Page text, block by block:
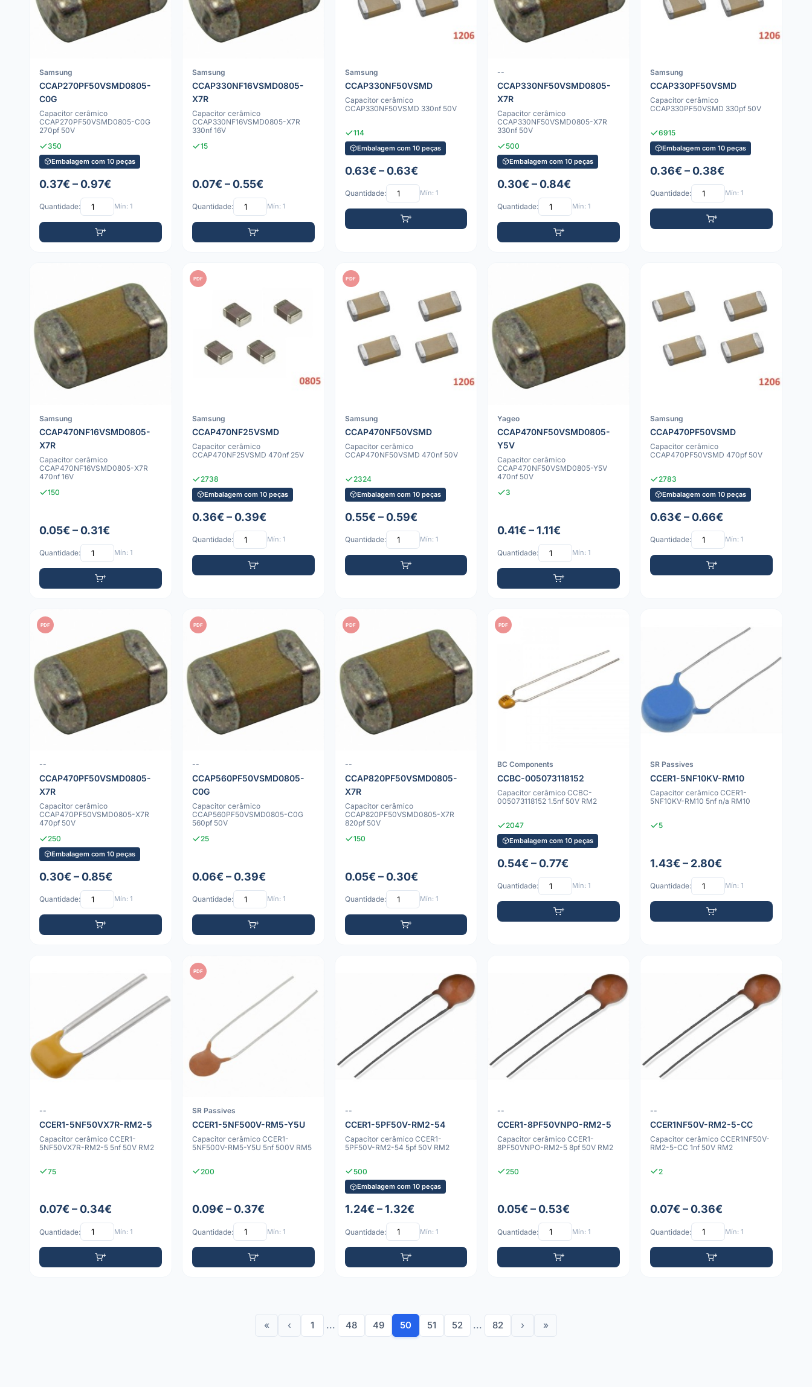
Samsung
CCAP270PF50VSMD0805-
C0G
Capacitor cerâmico
CCAP270PF50VSMD0805-C0G
270pf 50V
350
Embalagem com 10 peças
0.37€ – 0.97€
Quantidade: Mín: 1
Samsung
CCAP330NF16VSMD0805-
X7R
Capacitor cerâmico
CCAP330NF16VSMD0805-X7R
330nf 16V
15
0.07€ – 0.55€
Quantidade: Mín: 1
Samsung
CCAP330NF50VSMD
Capacitor cerâmico
CCAP330NF50VSMD 330nf 50V
114
Embalagem com 10 peças
0.63€ – 0.63€
Quantidade: Mín: 1
--
CCAP330NF50VSMD0805-
X7R
Capacitor cerâmico
CCAP330NF50VSMD0805-X7R
330nf 50V
500
Embalagem com 10 peças
0.30€ – 0.84€
Quantidade: Mín: 1
Samsung
CCAP330PF50VSMD
Capacitor cerâmico
CCAP330PF50VSMD 330pf 50V
6915
Embalagem com 10 peças
0.36€ – 0.38€
Quantidade: Mín: 1
Samsung
CCAP470NF16VSMD0805-
X7R
Capacitor cerâmico
CCAP470NF16VSMD0805-X7R
470nf 16V
150
0.05€ – 0.31€
Quantidade: Mín: 1
PDF
Samsung
CCAP470NF25VSMD
Capacitor cerâmico
CCAP470NF25VSMD 470nf 25V
2738
Embalagem com 10 peças
0.36€ – 0.39€
Quantidade: Mín: 1
PDF
Samsung
CCAP470NF50VSMD
Capacitor cerâmico
CCAP470NF50VSMD 470nf 50V
2324
Embalagem com 10 peças
0.55€ – 0.59€
Quantidade: Mín: 1
Yageo
CCAP470NF50VSMD0805-
Y5V
Capacitor cerâmico
CCAP470NF50VSMD0805-Y5V
470nf 50V
3
0.41€ – 1.11€
Quantidade: Mín: 1
Samsung
CCAP470PF50VSMD
Capacitor cerâmico
CCAP470PF50VSMD 470pf 50V
2783
Embalagem com 10 peças
0.63€ – 0.66€
Quantidade: Mín: 1
PDF
--
CCAP470PF50VSMD0805-
X7R
Capacitor cerâmico
CCAP470PF50VSMD0805-X7R
470pf 50V
250
Embalagem com 10 peças
0.30€ – 0.85€
Quantidade: Mín: 1
PDF
--
CCAP560PF50VSMD0805-
C0G
Capacitor cerâmico
CCAP560PF50VSMD0805-C0G
560pf 50V
25
0.06€ – 0.39€
Quantidade: Mín: 1
PDF
--
CCAP820PF50VSMD0805-
X7R
Capacitor cerâmico
CCAP820PF50VSMD0805-X7R
820pf 50V
150
0.05€ – 0.30€
Quantidade: Mín: 1
PDF
BC Components
CCBC-005073118152
Capacitor cerâmico CCBC-
005073118152 1.5nf 50V RM2
2047
Embalagem com 10 peças
0.54€ – 0.77€
Quantidade: Mín: 1
SR Passives
CCER1-5NF10KV-RM10
Capacitor cerâmico CCER1-
5NF10KV-RM10 5nf n/a RM10
5
1.43€ – 2.80€
Quantidade: Mín: 1
--
CCER1-5NF50VX7R-RM2-5
Capacitor cerâmico CCER1-
5NF50VX7R-RM2-5 5nf 50V RM2
75
0.07€ – 0.34€
Quantidade: Mín: 1
PDF
SR Passives
CCER1-5NF500V-RM5-Y5U
Capacitor cerâmico CCER1-
5NF500V-RM5-Y5U 5nf 500V RM5
200
0.09€ – 0.37€
Quantidade: Mín: 1
--
CCER1-5PF50V-RM2-54
Capacitor cerâmico CCER1-
5PF50V-RM2-54 5pf 50V RM2
500
Embalagem com 10 peças
1.24€ – 1.32€
Quantidade: Mín: 1
--
CCER1-8PF50VNPO-RM2-5
Capacitor cerâmico CCER1-
8PF50VNPO-RM2-5 8pf 50V RM2
250
0.05€ – 0.53€
Quantidade: Mín: 1
--
CCER1NF50V-RM2-5-CC
Capacitor cerâmico CCER1NF50V-
RM2-5-CC 1nf 50V RM2
2
0.07€ – 0.36€
Quantidade: Mín: 1
« ‹ 1 ... 48 49 50 51 52 ... 82 › »